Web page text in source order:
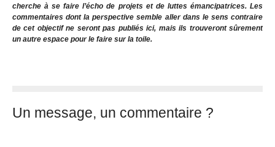
cherche à se faire l’écho de projets et de luttes émancipatrices. Les
commentaires dont la perspective semble aller dans le sens contraire
de cet objectif ne seront pas publiés ici, mais ils trouveront sûrement
un autre espace pour le faire sur la toile.
Un message, un commentaire ?